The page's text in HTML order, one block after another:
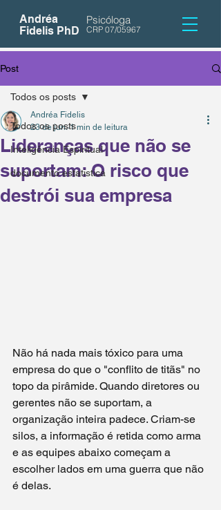
Andréa
Fidelis PhD
Psicóloga
CRP 07/05967
Post
Todos os posts
Inteligência Espiritual
documento estatistica
Todos os posts
Lideranças que não se
suportam: O risco que
destrói sua empresa
Andréa Fidelis
23 de jun. 1 min de leitura
Não há nada mais tóxico para uma
empresa do que o "conflito de titãs" no
topo da pirâmide. Quando diretores ou
gerentes não se suportam, a
organização inteira padece. Criam-se
silos, a informação é retida como arma
e as equipes abaixo começam a
escolher lados em uma guerra que não
é delas.